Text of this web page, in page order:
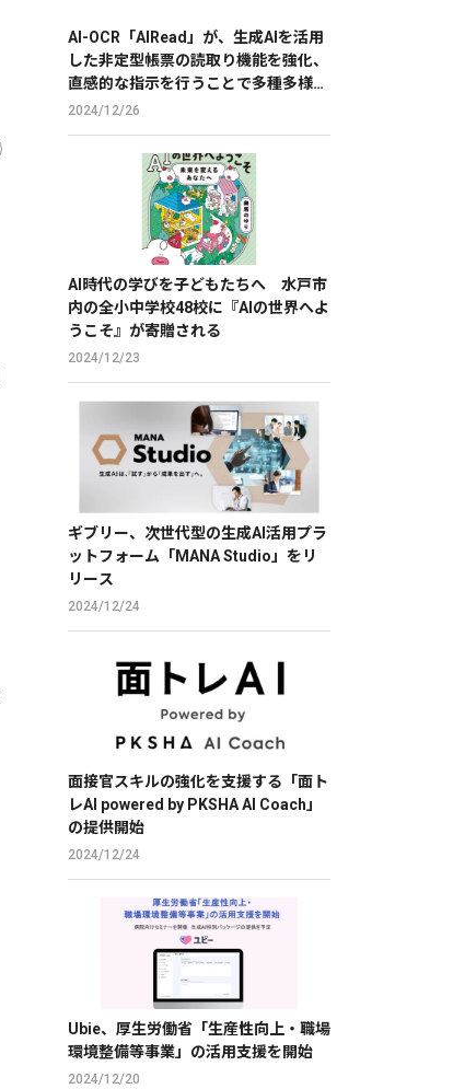
AI-OCR「AIRead」が、生成AIを活用
した非定型帳票の読取り機能を強化、
直感的な指示を行うことで多種多様な
帳票の読取りを実現
2024/12/26
AI時代の学びを子どもたちへ 水戸市
内の全小中学校48校に『AIの世界へよ
うこそ』が寄贈される
2024/12/23
ギブリー、次世代型の生成AI活用プラ
ットフォーム「MANA Studio」をリ
リース
2024/12/24
面接官スキルの強化を支援する「面ト
レAI powered by PKSHA AI Coach」
の提供開始
2024/12/24
Ubie、厚生労働省「生産性向上・職場
環境整備等事業」の活用支援を開始
2024/12/20